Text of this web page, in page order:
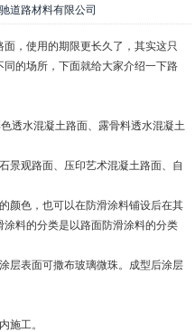
道路材料有限公司
，使用的期限更长久了，其实这只
的场所，下面就给大家介绍一下路
水混凝土路面、露骨料透水混凝土
观路面、压印艺术混凝土路面、自
色，也可以在防滑涂料铺设后在其
料的分类是以路面防滑涂料的分类
表面可撒布玻璃微珠。成型后涂层
施工。